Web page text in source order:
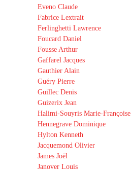
Eveno Claude
Fabrice Lextrait
Ferlinghetti Lawrence
Foucard Daniel
Fousse Arthur
Gaffarel Jacques
Gauthier Alain
Guéry Pierre
Guillec Denis
Guizerix Jean
Halimi-Souyris Marie-Françoise
Hennegrave Dominique
Hylton Kenneth
Jacquemond Olivier
James Joël
Janover Louis